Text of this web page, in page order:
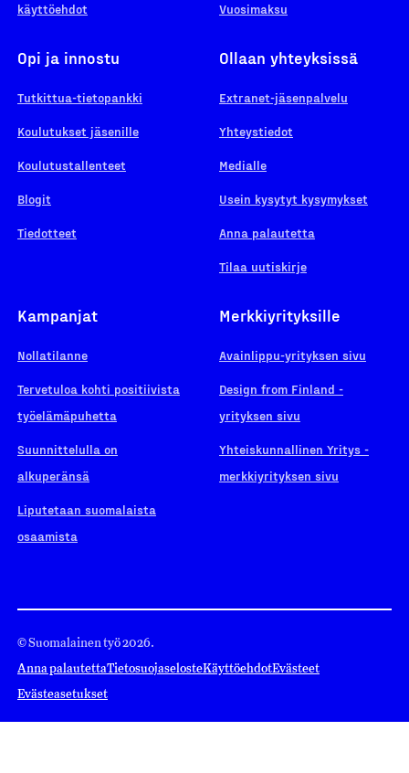
käyttöehdot
Vuosimaksu
Opi ja innostu
Tutkittua-tietopankki
Koulutukset jäsenille
Koulutustallenteet
Blogit
Tiedotteet
Ollaan yhteyksissä
Extranet-jäsenpalvelu
Yhteystiedot
Medialle
Usein kysytyt kysymykset
Anna palautetta
Tilaa uutiskirje
Kampanjat
Nollatilanne
Tervetuloa kohti positiivista
työelämäpuhetta
Suunnittelulla on
alkuperänsä
Liputetaan suomalaista
osaamista
Merkkiyrityksille
Avainlippu-yrityksen sivu
Design from Finland -
yrityksen sivu
Yhteiskunnallinen Yritys -
merkkiyrityksen sivu
© Suomalainen työ 2026.
Anna palautettaTietosuojaselosteKäyttöehdotEvästeet
Evästeasetukset